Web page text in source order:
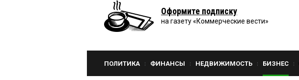
Оформите подписку
на газету «Коммерческие вести»
ПОЛИТИКА ФИНАНСЫ НЕДВИЖИМОСТЬ БИЗНЕС